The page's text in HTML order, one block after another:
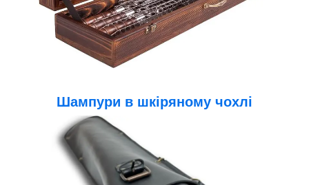
Шампури в шкіряному чохлі